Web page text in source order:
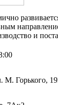
и
М. Горького,